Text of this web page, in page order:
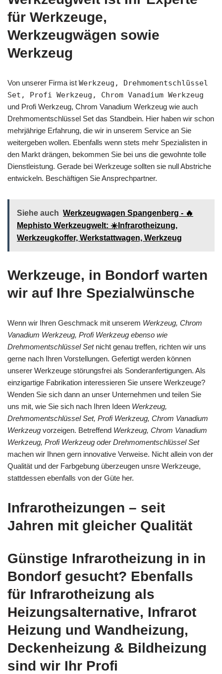
für Werkzeuge,
Werkzeugwägen sowie
Werkzeug
Von unserer Firma ist Werkzeug, Drehmomentschlüssel
Set, Profi Werkzeug, Chrom Vanadium Werkzeug
und Profi Werkzeug, Chrom Vanadium Werkzeug wie auch
Drehmomentschlüssel Set das Standbein. Hier haben wir schon
mehrjährige Erfahrung, die wir in unserem Service an Sie
weitergeben wollen. Ebenfalls wenn stets mehr Spezialisten in
den Markt drängen, bekommen Sie bei uns die gewohnte tolle
Dienstleistung. Gerade bei Werkzeuge sollten sie null Abstriche
entwickeln. Beschäftigen Sie Ansprechpartner.
Siehe auch Werkzeugwagen Spangenberg - 🔥
Mephisto Werkzeugwelt: ☀️Infrarotheizung,
Werkzeugkoffer, Werkstattwagen, Werkzeug
Werkzeuge, in Bondorf warten
wir auf Ihre Spezialwünsche
Wenn wir Ihren Geschmack mit unserem Werkzeug, Chrom
Vanadium Werkzeug, Profi Werkzeug ebenso wie
Drehmomentschlüssel Setnicht genau treffen, richten wir uns
gerne nach Ihren Vorstellungen. Gefertigt werden können
unserer Werkzeuge störungsfrei als Sonderanfertigungen. Als
einzigartige Fabrikation interessieren Sie unsere Werkzeuge?
Wenden Sie sich dann an unser Unternehmen und teilen Sie
uns mit, wie Sie sich nach Ihren Ideen Werkzeug,
Drehmomentschlüssel Set, Profi Werkzeug, Chrom Vanadium
Werkzeug vorzeigen. Betreffend Werkzeug, Chrom Vanadium
Werkzeug, Profi Werkzeug oder Drehmomentschlüssel Set
machen wir Ihnen gern innovative Verweise. Nicht allein von der
Qualität und der Farbgebung überzeugen unsre Werkzeuge,
stattdessen ebenfalls von der Güte her.
Infrarotheizungen – seit
Jahren mit gleicher Qualität
Günstige Infrarotheizung in in
Bondorf gesucht? Ebenfalls
für Infrarotheizung als
Heizungsalternative, Infrarot
Heizung und Wandheizung,
Deckenheizung & Bildheizung
sind wir Ihr Profi